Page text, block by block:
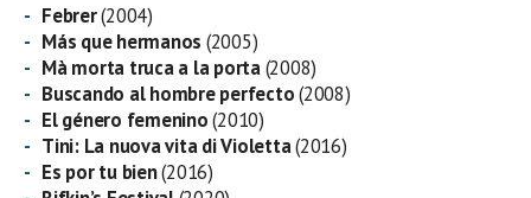
Febrer(2004)
Más que hermanos (2005)
Mà morta truca a la porta(2008)
Buscando al hombre perfecto(2008)
El género femenino(2010)
Tini: La nuova vita di Violetta(2016)
Es por tu bien(2016)